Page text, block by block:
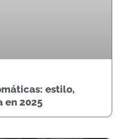
estilo,
en 2025